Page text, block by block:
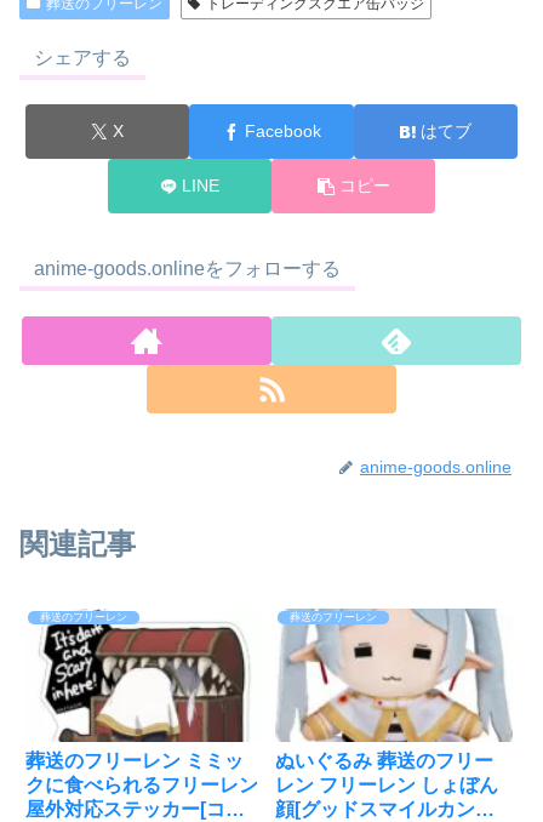
シェアする
X Facebook はてブ
LINE コピー
anime-goods.onlineをフォローする
anime-goods.online
関連記事
葬送のフリーレン
葬送のフリーレン ミミッ
クに食べられるフリーレン
屋外対応ステッカー[コス
葬送のフリーレン
ぬいぐるみ 葬送のフリー
レン フリーレン しょぼん
顔[グッドスマイルカンパ